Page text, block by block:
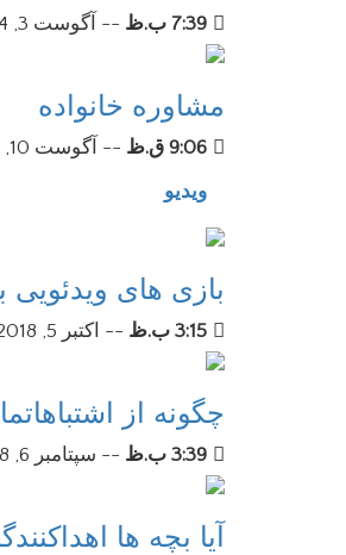
7:39 ب.ظ -- آگوست 3, 2024
مشاوره خانواده
9:06 ق.ظ -- آگوست 10, 2023
ویدیو
بازی های
3:15 ب.ظ -- اکتبر 5, 2018
چگونه از
3:39 ب.ظ -- سپتامبر 6, 2018
آیا بچه ها